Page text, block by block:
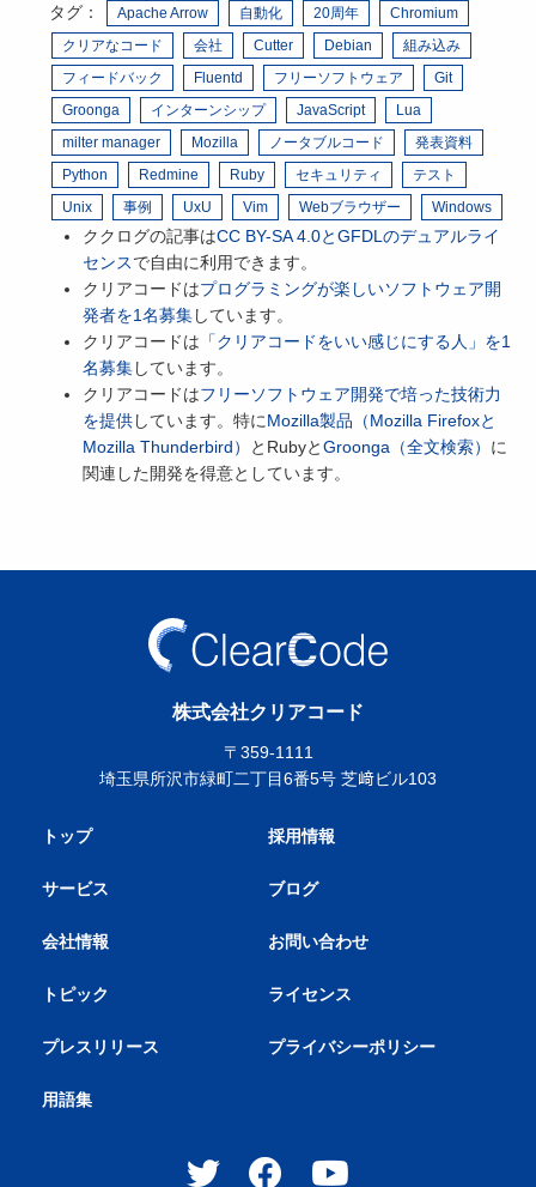
タグ： Apache Arrow 自動化 20周年
Chromium
クリアなコード
会社 Cutter Debian
組み込み
フィードバック
Fluentd フリーソフトウェア
Git
Groonga
インターンシップ JavaScript
Lua
milter manager
Mozilla ノータブルコード
発表資料
Python
Redmine Ruby セキュリティ
テスト
Unix
事例 UxU Vim Webブラウザー Windows
ククログの記事はCC BY-SA 4.0とGFDLのデュアルライ
センスで自由に利用できます。
クリアコードはプログラミングが楽しいソフトウェア開
発者を1名募集しています。
クリアコードは 「クリアコードをいい感じにする人」を1
名募集しています。
クリアコードはフリーソフトウェア開発で培った技術力
を提供しています。特にMozilla製品（Mozilla Firefoxと
Mozilla Thunderbird）
とRubyとGroonga（全文検索） に
関連した開発を得意としています。
株式会社クリアコード
〒359-1111
埼玉県所沢市緑町二丁目6番5号 芝﨑ビル103
トップ
サービス
会社情報
トピック
プレスリリース
用語集
採用情報
ブログ
お問い合わせ
ライセンス
プライバシーポリシー